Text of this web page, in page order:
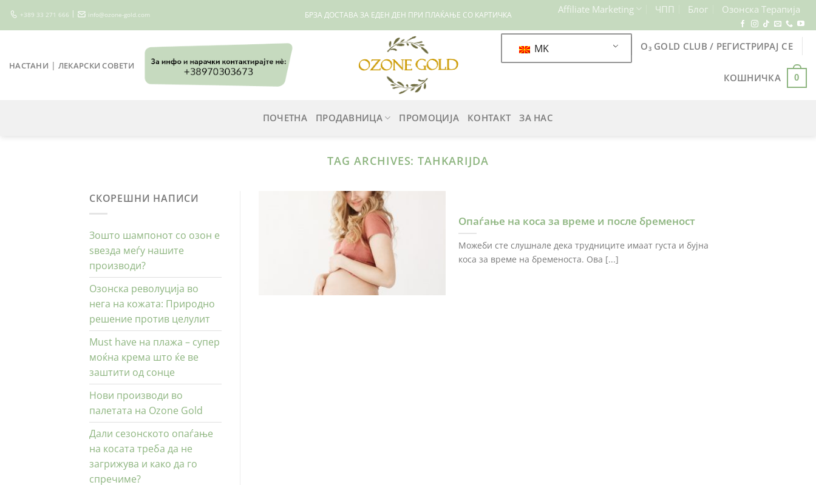
+389 33 271 666 | info@ozone-gold.com БРЗА ДОСТАВА ЗА ЕДЕН ДЕН ПРИ ПЛАЌАЊЕ СО КАРТИЧКА
Affiliate Marketing ЧПП Блог Озонска Терапија
НАСТАНИ | ЛЕКАРСКИ СОВЕТИ
MK O₃ GOLD CLUB / РЕГИСТРИРАЈ СЕ
КОШНИЧКА 0
ПОЧЕТНА ПРОДАВНИЦА ПРОМОЦИЈА КОНТАКТ ЗА НАС
TAG ARCHIVES:TAHKARIJDA
СКОРЕШНИ НАПИСИ
Зошто шампонот со озон е
ѕвезда меѓу нашите
производи?
Озонска револуција во
нега на кожата: Природно
решение против целулит
Must have на плажа – супер
моќна крема што ќе ве
заштити од сонце
Нови производи во
палетата на Ozone Gold
Дали сезонското опаѓање
на косата треба да не
загрижува и како да го
спречиме?
Опаѓање на коса за време и после бременост
Можеби сте слушнале дека трудниците имаат густа и бујна
коса за време на бременоста. Ова [...]